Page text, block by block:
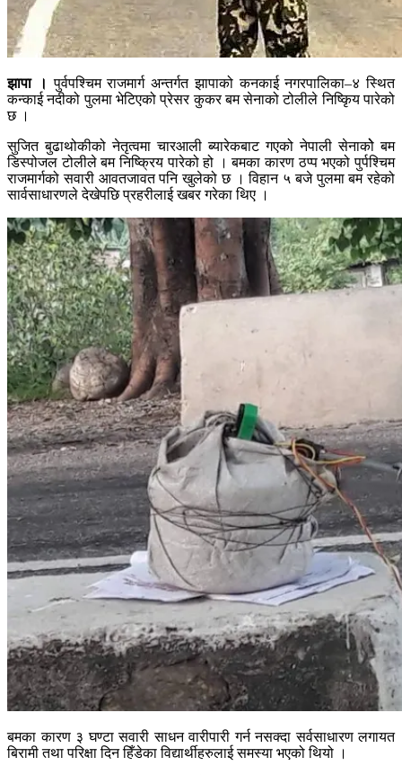
झापा । पुर्वपश्चिम राजमार्ग अन्तर्गत झापाको कनकाई नगरपालिका–४ स्थित
कन्काई नदीको पुलमा भेटिएको प्रेसर कुकर बम सेनाको टोलीले निष्किृय पारेको
छ ।
सुजित बुढाथोकीको नेतृत्वमा चारआली ब्यारेकबाट गएको नेपाली सेनाकोे बम
डिस्पोजल टोलीले बम निष्क्रिय पारेको हो । बमका कारण ठप्प भएको पुर्पश्चिम
राजमार्गको सवारी आवतजावत पनि खुलेको छ । विहान ५ बजे पुलमा बम रहेको
सार्वसाधारणले देखेपछि प्रहरीलाई खबर गरेका थिए ।
बमका कारण ३ घण्टा सवारी साधन वारीपारी गर्न नसक्दा सर्वसाधारण लगायत
बिरामी तथा परिक्षा दिन हिँडेका विद्यार्थीहरुलाई समस्या भएको थियो ।